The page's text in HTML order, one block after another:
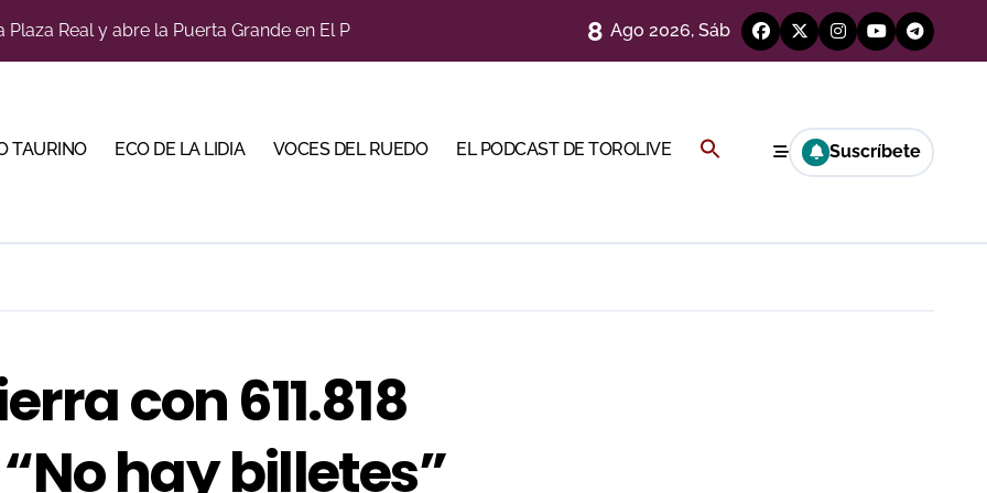
Plaza Real y abre la Puerta Grande en El Puerto
y Diego Tebas en una apertura de la Albahaca marcada por el buen juego de Los Maños
con alicientes y marcado acento torista
abre la feria de La Albahaca de Huesca
y sale reforzado junto a Manzanares y Morante
8 Ago 2026, Sáb
TAURINO ECO DE LA LIDIA VOCES DEL RUEDO EL PODCAST DE TOROLIVE Buscar: Suscríbete
con 611.818
hay billetes”